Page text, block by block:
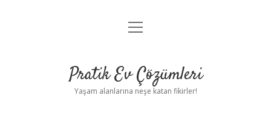
Anasayfa
Yasal Uyarı
menüyü
Pratik Ev Çözümleri
Yaşam alanlarına neşe katan fikirler!